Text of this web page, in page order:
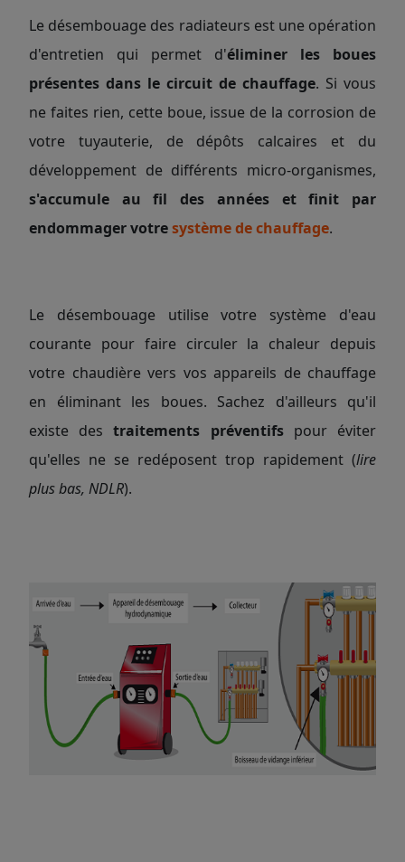
Le désembouage des radiateurs est une opération
d'entretien qui permet d'éliminer les boues
présentes dans le circuit de chauffage. Si vous
ne faites rien, cette boue, issue de la corrosion de
votre tuyauterie, de dépôts calcaires et du
développement de différents micro-organismes,
s'accumule au fil des années et finit par
endommager votresystème de chauffage.
Le désembouage utilise votre système d'eau
courante pour faire circuler la chaleur depuis
votre chaudière vers vos appareils de chauffage
en éliminant les boues. Sachez d'ailleurs qu'il
existe destraitements préventifspour éviter
qu'elles ne se redéposent trop rapidement (lire
plus bas, NDLR).